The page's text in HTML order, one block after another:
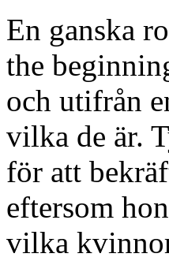
En ganska
the
och utifrån
vilka de är.
för att
eftersom
vilka